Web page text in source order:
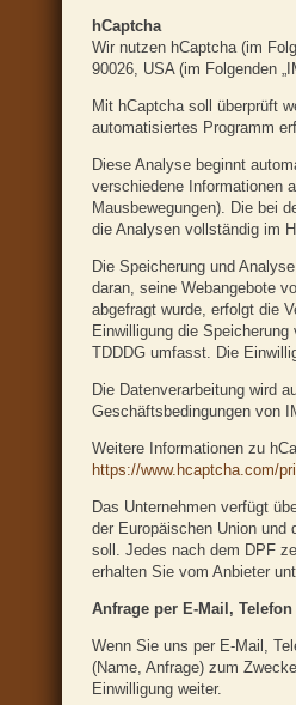
hCaptcha
Wir nutzen hCaptcha (im
90026, USA (im Folgenden
Mit hCaptcha soll überprüft
automatisiertes Programm
Diese Analyse beginnt
verschiedene Informationen
Mausbewegungen). Die bei
die Analysen vollständig im
Die Speicherung und
daran, seine Webangebote
abgefragt wurde, erfolgt die
Einwilligung die
TDDDG umfasst. Die
Die Datenverarbeitung wird
Geschäftsbedingungen von
Weitere Informationen zu
https://www.hcaptcha.com/
Das Unternehmen verfügt
der Europäischen Union und
soll. Jedes nach dem DPF
erhalten Sie vom Anbieter
Anfrage per E-Mail,
Wenn Sie uns per E-Mail,
(Name, Anfrage) zum
Einwilligung weiter.